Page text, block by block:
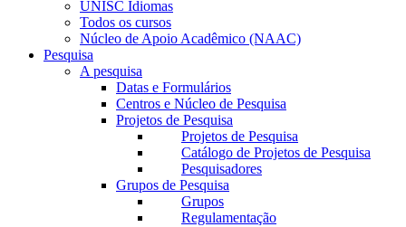
UNISC Idiomas
Todos os cursos
Núcleo de Apoio Acadêmico (NAAC)
Pesquisa
A pesquisa
Datas e Formulários
Centros e Núcleo de Pesquisa
Projetos de Pesquisa
Projetos de Pesquisa
Catálogo de Projetos de Pesquisa
Pesquisadores
Grupos de Pesquisa
Grupos
Regulamentação